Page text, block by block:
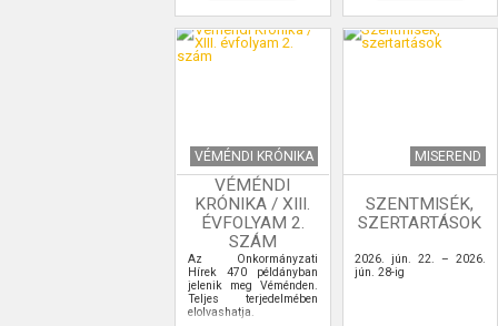
VÉMÉNDI KRÓNIKA
VÉMÉNDI
KRÓNIKA / XIII.
ÉVFOLYAM 2.
SZÁM
Az Önkormányzati
Hírek 470 példányban
jelenik meg Véménden.
Teljes terjedelmében
elolvashatja.
MISEREND
SZENTMISÉK,
SZERTARTÁSOK
2026. jún. 22. – 2026.
jún. 28-ig